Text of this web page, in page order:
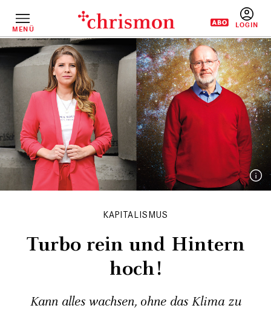
InhaltMENÜ
KAPITALISMUS
Turbo rein und Hintern
hoch!
Kann alles wachsen, ohne das Klima zu